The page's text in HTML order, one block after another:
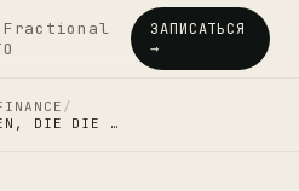
ЗАПИСАТЬСЯ
→
/
DIE DIE …